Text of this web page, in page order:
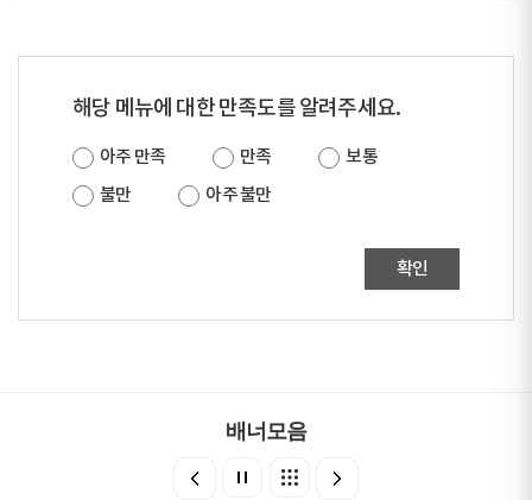
해당 메뉴에 대한 만족도를 알려주세요.
아주 만족 만족
보통
불만
아주 불만
확인
배너모음